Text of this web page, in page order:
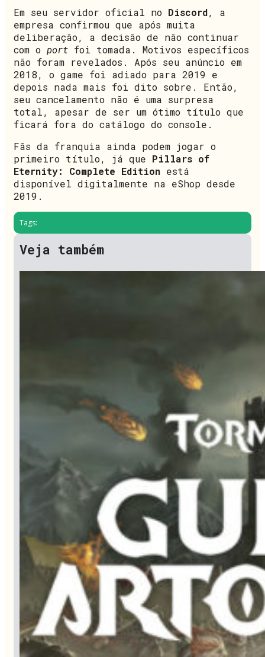
Em seu servidor oficial no Discord, a
empresa confirmou que após muita
deliberação, a decisão de não continuar
com o port foi tomada. Motivos específicos
não foram revelados. Após seu anúncio em
2018, o game foi adiado para 2019 e
depois nada mais foi dito sobre. Então,
seu cancelamento não é uma surpresa
total, apesar de ser um ótimo título que
ficará fora do catálogo do console.
Fãs da franquia ainda podem jogar o
primeiro título, já que Pillars of
Eternity: Complete Edition está
disponível digitalmente na eShop desde
2019.
Tags:
Veja também